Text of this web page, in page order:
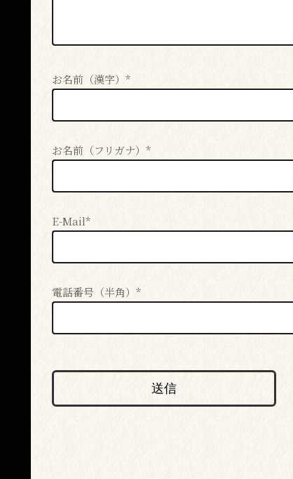
お名前（漢字）*
お名前（フリガナ）*
E-Mail*
電話番号（半角）*